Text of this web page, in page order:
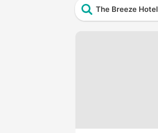
The Breeze Hotel